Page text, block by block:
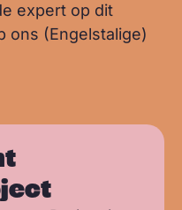
expert op dit
ons (Engelstalige)